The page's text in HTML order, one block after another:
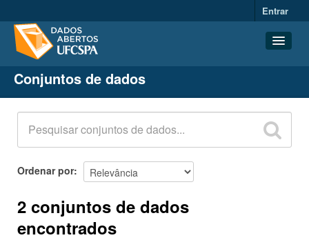
Entrar
Conjuntos de dados
Organizações
Grupos
Sobre
Conjuntos de dados
Ordenar por
2 conjuntos de dados
encontrados